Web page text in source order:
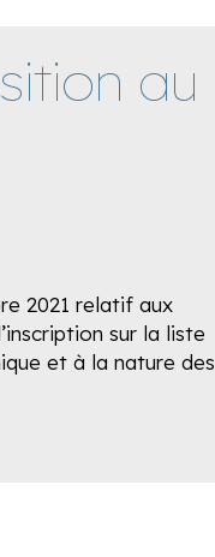
au
2021 relatif aux
sur la liste
et à la nature des